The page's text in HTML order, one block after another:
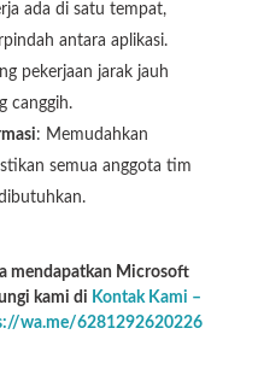
ada di satu tempat,
antara aplikasi.
pekerjaan jarak jauh
canggih.
: Memudahkan
semua anggota tim
mendapatkan Microsoft
kami di Kontak Kami –
wa.me/6281292620226